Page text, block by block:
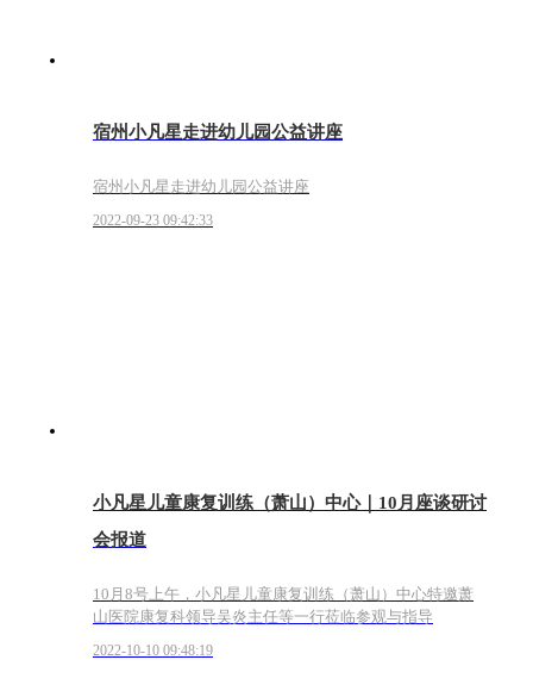
宿州小凡星走进幼儿园公益讲座
宿州小凡星走进幼儿园公益讲座
2022-09-23 09:42:33
小凡星儿童康复训练（萧山）中心｜10月座谈研讨
会报道
10月8号上午，小凡星儿童康复训练（萧山）中心特邀萧
山医院康复科领导吴炎主任等一行莅临参观与指导
2022-10-10 09:48:19